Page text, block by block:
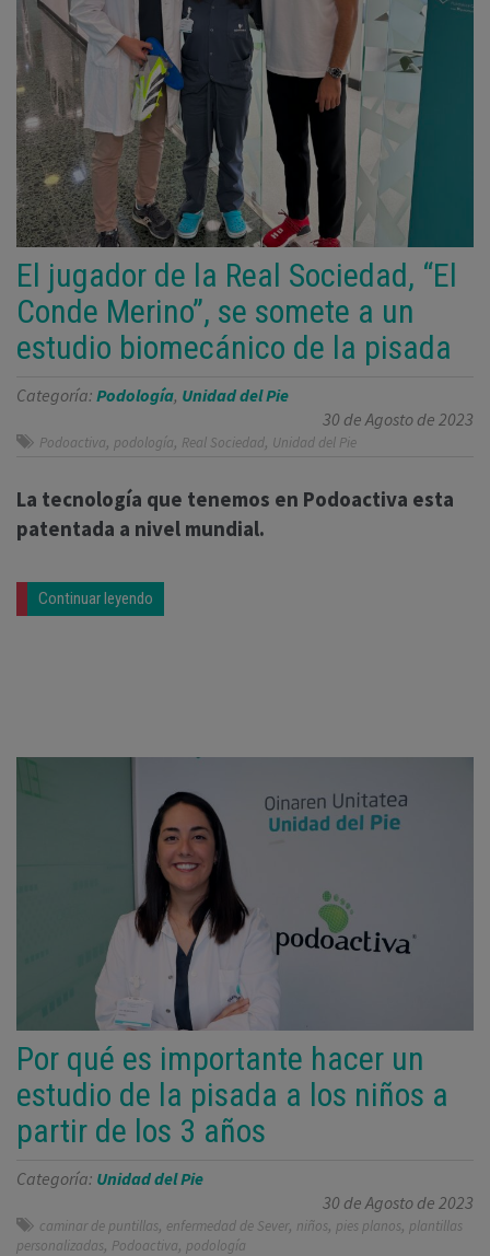
El jugador de la Real Sociedad, “El
Conde Merino”, se somete a un
estudio biomecánico de la pisada
Categoría: Podología, Unidad del Pie
30 de Agosto de 2023
Podoactiva, podología, Real Sociedad, Unidad del Pie
La tecnología que tenemos en Podoactiva esta
patentada a nivel mundial.
Continuar leyendo
Por qué es importante hacer un
estudio de la pisada a los niños a
partir de los 3 años
Categoría: Unidad del Pie
30 de Agosto de 2023
caminar de puntillas, enfermedad de Sever, niños, pies planos, plantillas
personalizadas, Podoactiva, podología